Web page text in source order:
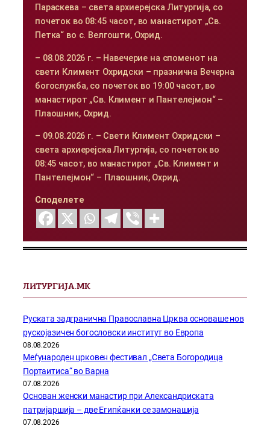
Параскева – света архиерејска Литургија, со
почеток во 08:45 часот, во манастирот „Св.
Петка“ во с. Велгошти, Охрид.
– 08.08.2026 г. – Навечерие на споменот на
свети Климент Охридски – празнична Вечерна
богослужба, со почеток во 19:00 часот, во
манастирот „Св. Климент и Пантелејмон“ –
Плаошник, Охрид.
– 09.08.2026 г. – Свети Климент Охридски –
света архиерејска Литургија, со почеток во
08:45 часот, во манастирот „Св. Климент и
Пантелејмон“ – Плаошник, Охрид.
Споделете
ЛИТУРГИЈА.МК
Руската задгранична Православна Црква основаше нов
рускојазичен богословски институт во Европа
08.08.2026
Меѓународен црковен фестивал „Света Богородица
Портаитиса“ во Варна
07.08.2026
Основан женски манастир при Александриската
патријаршија – две Египќанки се замонашија
07.08.2026